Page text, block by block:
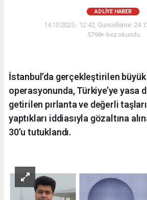
ADLIYE HABER
14.10.2025 - 12:42, Güncelleme:
5798+ kez okundu.
İstanbul’da gerçekleştirilen büyük
operasyonunda, Türkiye’ye yasa
getirilen pırlanta ve değerli
yaptıkları iddiasıyla gözaltına
30’u tutuklandı.